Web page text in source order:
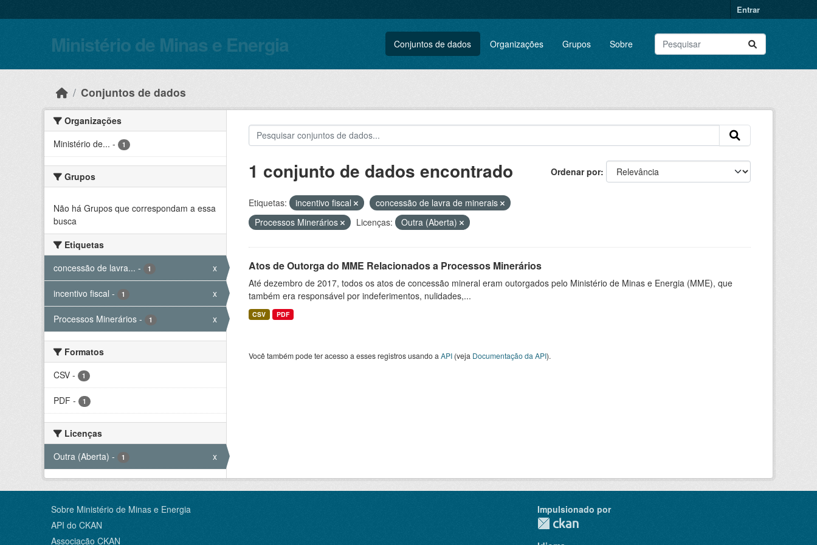
Entrar
Ministério de Minas e Energia Conjuntos de dados Organizações Grupos Sobre
Conjuntos de dados
Organizações
Ministério de... - 1
Grupos
Não há Grupos que correspondam a essa
busca
Etiquetas
concessão de lavra... - 1 x
incentivo fiscal - 1 x
Processos Minerários - 1 x
Formatos
CSV - 1
PDF - 1
Licenças
Outra (Aberta) - 1 x
Ordenar por
1 conjunto de dados encontrado
Etiquetas: incentivo fiscal
concessão de lavra de minerais
Processos Minerários
Licenças: Outra (Aberta)
Atos de Outorga do MME Relacionados a Processos Minerários
Até dezembro de 2017, todos os atos de concessão mineral eram outorgados pelo Ministério de Minas e Energia (MME), que
também era responsável por indeferimentos, nulidades,...
CSV PDF
Você também pode ter acesso a esses registros usando a API(veja Documentação da API).
Sobre Ministério de Minas e Energia
API do CKAN
Associação CKAN
Impulsionado por